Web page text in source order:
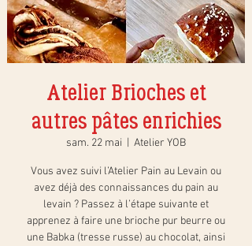
Atelier Brioches et
autres pâtes enrichies
sam. 22 mai Atelier YOB
Vous avez suivi l’Atelier Pain au Levain ou
avez déjà des connaissances du pain au
levain ? Passez à l’étape suivante et
apprenez à faire une brioche pur beurre ou
une Babka (tresse russe) au chocolat, ainsi